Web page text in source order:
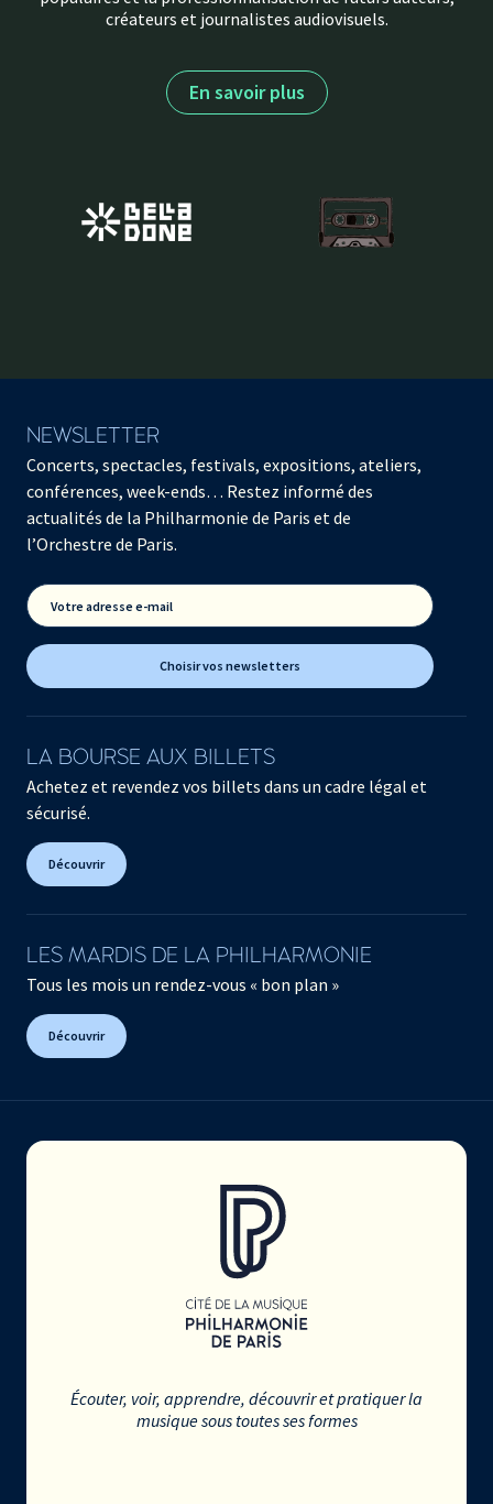
créateurs et journalistes audiovisuels.
En savoir plus
NEWSLETTER
Concerts, spectacles, festivals, expositions, ateliers,
conférences, week-ends… Restez informé des
actualités de la Philharmonie de Paris et de
l’Orchestre de Paris.
Votre adresse e-mail
Choisir vos newsletters
LA BOURSE AUX BILLETS
Achetez et revendez vos billets dans un cadre légal et
sécurisé.
Découvrir
LES MARDIS DE LA PHILHARMONIE
Tous les mois un rendez-vous « bon plan »
Découvrir
Écouter, voir, apprendre, découvrir et pratiquer la
musique sous toutes ses formes